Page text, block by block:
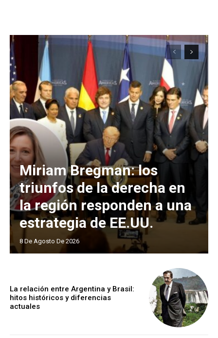
Miriam Bregman: los
triunfos de la derecha en
la región responden a una
estrategia de EE.UU.
8 De Agosto De 2026
La relación entre Argentina y Brasil:
hitos históricos y diferencias
actuales